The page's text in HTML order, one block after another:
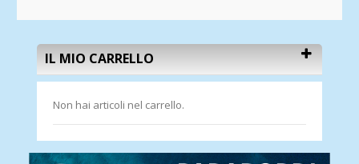
IL MIO CARRELLO
Non hai articoli nel carrello.